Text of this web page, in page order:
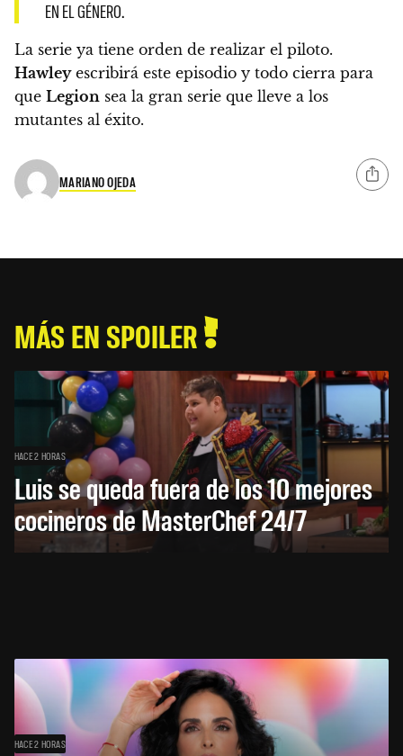
EN EL GÉNERO.
La serie ya tiene orden de realizar el piloto.
Hawleyescribirá este episodio y todo cierra para
que Legion sea la gran serie que lleve a los
mutantes al éxito.
MARIANO OJEDA
MÁS EN SPOILER
HACE 2 HORAS
Luis se queda fuera de los 10 mejores
cocineros de MasterChef 24/7
HACE 2 HORAS